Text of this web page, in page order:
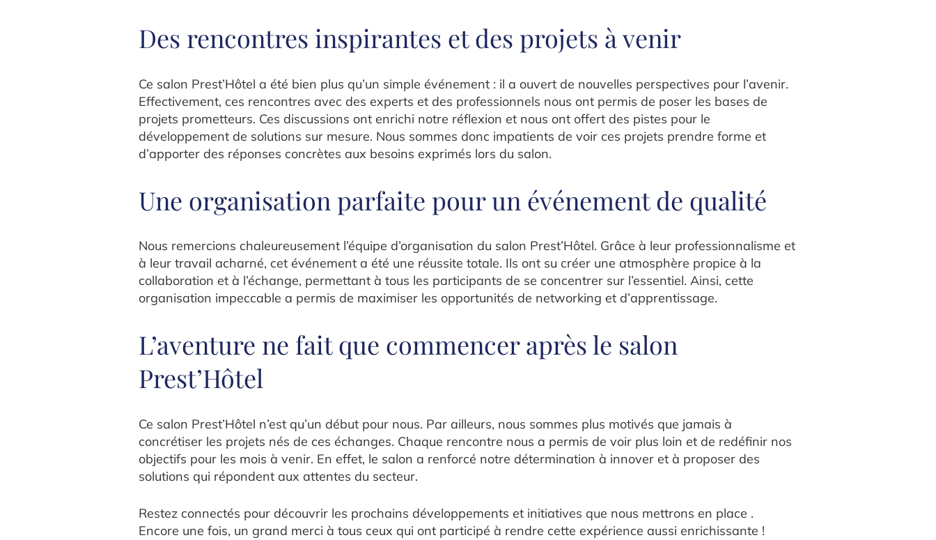
Des rencontres inspirantes et des projets à venir
Ce salon Prest’Hôtel a été bien plus qu’un simple événement : il a ouvert de nouvelles perspectives pour l’avenir.
Effectivement, ces rencontres avec des experts et des professionnels nous ont permis de poser les bases de
projets prometteurs. Ces discussions ont enrichi notre réflexion et nous ont offert des pistes pour le
développement de solutions sur mesure. Nous sommes donc impatients de voir ces projets prendre forme et
d’apporter des réponses concrètes aux besoins exprimés lors du salon.
Une organisation parfaite pour un événement de qualité
Nous remercions chaleureusement l’équipe d’organisation du salon Prest’Hôtel. Grâce à leur professionnalisme et
à leur travail acharné, cet événement a été une réussite totale. Ils ont su créer une atmosphère propice à la
collaboration et à l’échange, permettant à tous les participants de se concentrer sur l’essentiel. Ainsi, cette
organisation impeccable a permis de maximiser les opportunités de networking et d’apprentissage.
L’aventure ne fait que commencer après le salon
Prest’Hôtel
Ce salon Prest’Hôtel n’est qu’un début pour nous. Par ailleurs, nous sommes plus motivés que jamais à
concrétiser les projets nés de ces échanges. Chaque rencontre nous a permis de voir plus loin et de redéfinir nos
objectifs pour les mois à venir. En effet, le salon a renforcé notre détermination à innover et à proposer des
solutions qui répondent aux attentes du secteur.
Restez connectés pour découvrir les prochains développements et initiatives que nous mettrons en place .
Encore une fois, un grand merci à tous ceux qui ont participé à rendre cette expérience aussi enrichissante !